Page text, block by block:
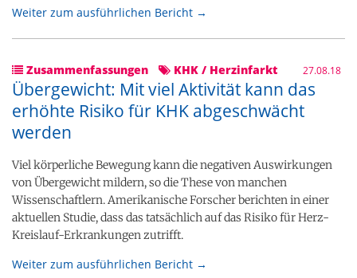
Weiter zum ausführlichen Bericht →
Zusammenfassungen KHK / Herzinfarkt 27.08.18
Übergewicht: Mit viel Aktivität kann das
erhöhte Risiko für KHK abgeschwächt
werden
Viel körperliche Bewegung kann die negativen Auswirkungen
von Übergewicht mildern, so die These von manchen
Wissenschaftlern. Amerikanische Forscher berichten in einer
aktuellen Studie, dass das tatsächlich auf das Risiko für Herz-
Kreislauf-Erkrankungen zutrifft.
Weiter zum ausführlichen Bericht →